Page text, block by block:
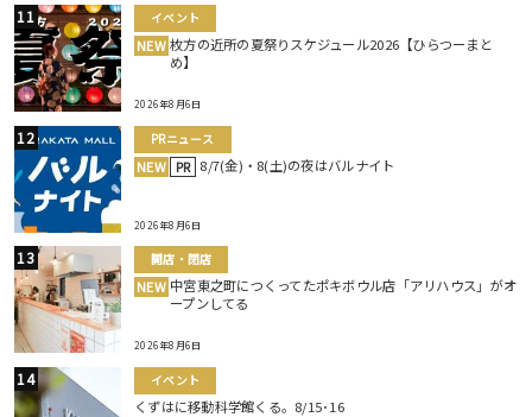
イベント
NEW 枚方の近所の夏祭りスケジュール2026【ひらつーまと
め】
2026年8月6日
PRニュース
NEW PR 8/7(金)・8(土)の夜はバルナイト
2026年8月6日
開店・閉店
NEW 中宮東之町につくってたポキボウル店「アリハウス」がオ
ープンしてる
2026年8月6日
イベント
くずはに移動科学館くる。8/15･16